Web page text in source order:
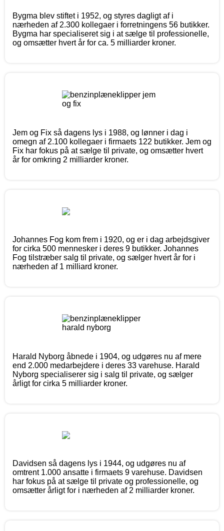
Bygma blev stiftet i 1952, og styres dagligt af i
nærheden af 2.300 kollegaer i forretningens 56 butikker.
Bygma har specialiseret sig i at sælge til professionelle,
og omsætter hvert år for ca. 5 milliarder kroner.
Jem og Fix så dagens lys i 1988, og lønner i dag i
omegn af 2.100 kollegaer i firmaets 122 butikker. Jem og
Fix har fokus på at sælge til private, og omsætter hvert
år for omkring 2 milliarder kroner.
Johannes Fog kom frem i 1920, og er i dag arbejdsgiver
for cirka 500 mennesker i deres 9 butikker. Johannes
Fog tilstræber salg til private, og sælger hvert år for i
nærheden af 1 milliard kroner.
Harald Nyborg åbnede i 1904, og udgøres nu af mere
end 2.000 medarbejdere i deres 33 varehuse. Harald
Nyborg specialiserer sig i salg til private, og sælger
årligt for cirka 5 milliarder kroner.
Davidsen så dagens lys i 1944, og udgøres nu af
omtrent 1.000 ansatte i firmaets 9 varehuse. Davidsen
har fokus på at sælge til private og professionelle, og
omsætter årligt for i nærheden af 2 milliarder kroner.